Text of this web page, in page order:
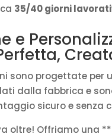
35/40 giorni
e
sono progettate per
dalla fabbrica e
sicuro e senza
oltre! Offriamo una